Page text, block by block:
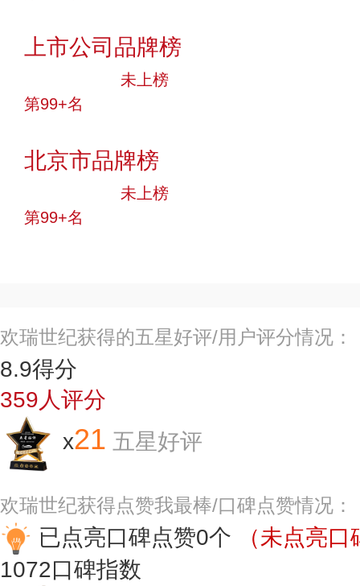
上市公司品牌榜
未上榜
第99+名
北京市品牌榜
未上榜
第99+名
欢瑞世纪获得的五星好评/用户评分情况：
8.9得分
359人评分
x21 五星好评
欢瑞世纪获得点赞我最棒/口碑点赞情况：
已点亮口碑点赞0个
（未点亮
1072口碑指数